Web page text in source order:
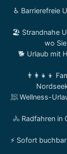
♿ Barrierefreie
🏖️ Strandnahe
wo
🐕 Urlaub mit
👨‍👩‍👧‍👦
🧖 Wellness-
🚴 Radfahren in
⚡ Sofort